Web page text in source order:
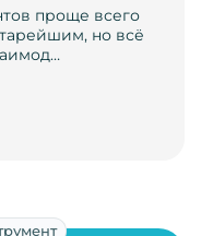
проще всего
но всё